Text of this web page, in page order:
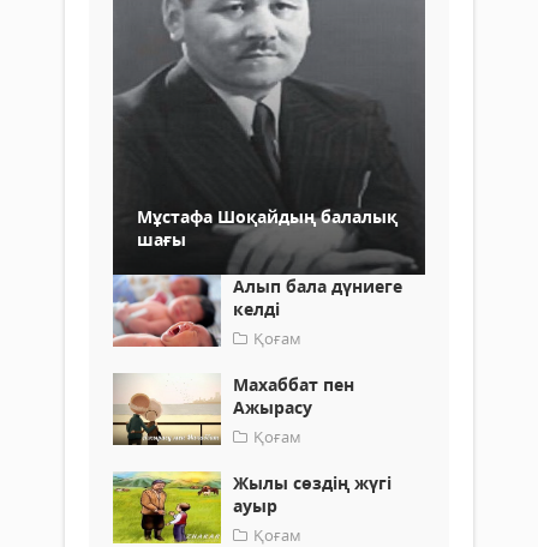
Мұстафа Шоқайдың балалық
шағы
Алып бала дүниеге
келді
Қоғам
Махаббат пен
Ажырасу
Қоғам
Жылы сөздің жүгі
ауыр
Қоғам